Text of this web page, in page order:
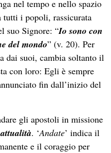
nel tempo e nello spazio
tutti i popoli, rassicurata
suo Signore: “Io sono con
del mondo” (v. 20). Per
dai suoi, cambia soltanto il
con loro: Egli è sempre
fin dall’inizio del
gli apostoli in missione
. ‘Andate’ indica il
e il coraggio per